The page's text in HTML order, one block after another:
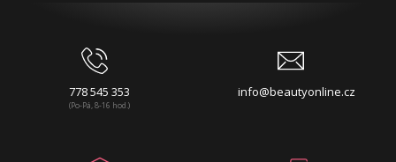
778 545 353
(Po-Pá, 8-16 hod.)
info@beautyonline.cz